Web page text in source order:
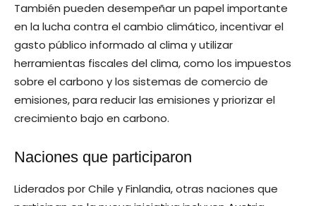
También pueden desempeñar un papel importante
en la lucha contra el cambio climático, incentivar el
gasto público informado al clima y utilizar
herramientas fiscales del clima, como los impuestos
sobre el carbono y los sistemas de comercio de
emisiones, para reducir las emisiones y priorizar el
crecimiento bajo en carbono.
Naciones que participaron
Liderados por Chile y Finlandia, otras naciones que